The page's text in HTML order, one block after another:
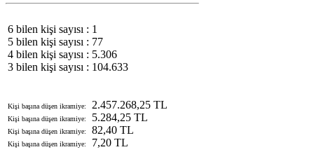
6 bilen kişi sayısı :
5 bilen kişi sayısı :
4 bilen kişi sayısı :
3 bilen kişi sayısı :
1
77
5.306
104.633
Kişi başına düşen ikramiye:
Kişi başına düşen ikramiye:
Kişi başına düşen ikramiye:
Kişi başına düşen ikramiye:
2.457.268,25 TL
5.284,25 TL
82,40 TL
7,20 TL